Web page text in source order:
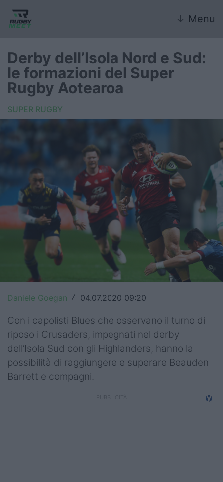
↓ Menu
Nazionale
Nazionali giovanili
Internazionale
6 Nazioni
United Rugby Championship
Top14
Premiership
Champions Cup
Challenge Cup
World Rugby
Rugby World Cup
Super Rugby
Derby dell’Isola Nord e Sud:
le formazioni del Super
Rugby Aotearoa
SUPER RUGBY
Daniele Goegan / 04.07.2020 09:20
Con i capolisti Blues che osservano il turno di
riposo i Crusaders, impegnati nel derby
dell’Isola Sud con gli Highlanders, hanno la
possibilità di raggiungere e superare Beauden
Barrett e compagni.